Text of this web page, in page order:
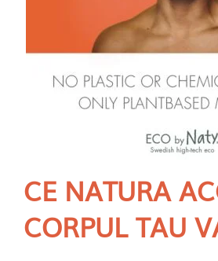
CE NATURA
CORPUL TAU